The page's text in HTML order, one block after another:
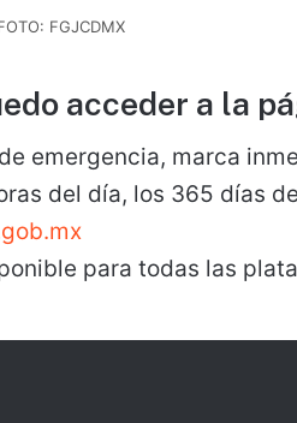
FGJCDMX
acceder a la
emergencia, marca
del día, los 365 días
para todas las